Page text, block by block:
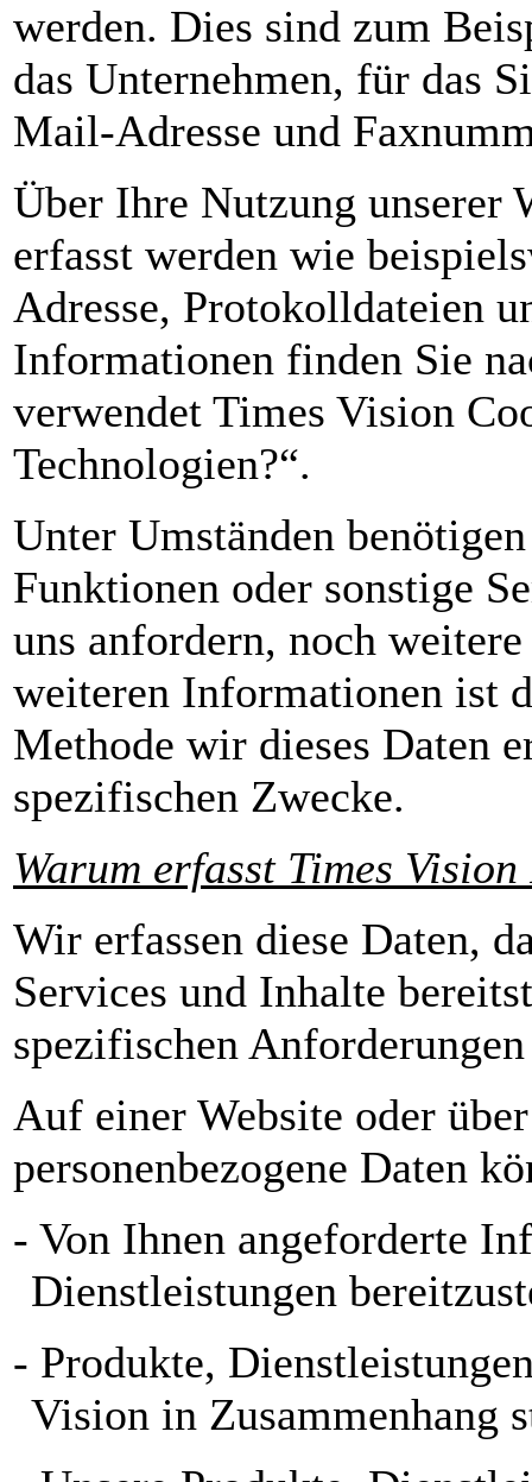
werden. Dies sind zum
das Unternehmen, für das
Mail-Adresse und
Über Ihre Nutzung unserer
erfasst werden wie
Adresse, Protokolldateien
Informationen finden Sie
verwendet Times Vision
Technologien?“.
Unter Umständen
Funktionen oder sonstige
uns anfordern, noch
weiteren Informationen ist
Methode wir dieses Daten
spezifischen Zwecke.
Warum erfasst Times
Wir erfassen diese Daten,
Services und Inhalte
spezifischen
Auf einer Website oder
personenbezogene Daten
- Von Ihnen angeforderte
Dienstleistungen
- Produkte,
Vision in Zusammenhang